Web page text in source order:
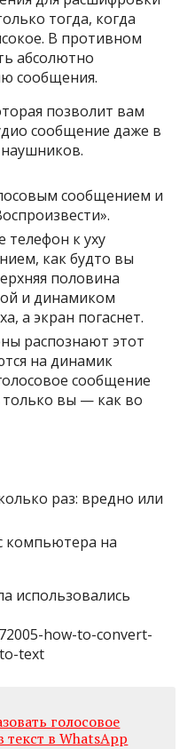
тогда, когда
В противном
абсолютно
сообщения.
позволит вам
сообщение даже в
наушников.
сообщением и
телефон к уху
как будто вы
половина
и динамиком
а экран погаснет.
распознают этот
на динамик
сообщение
вы — как во
раз: вредно или
компьютера на
использовались
how-to-convert-
text
голосовое
текст в WhatsApp